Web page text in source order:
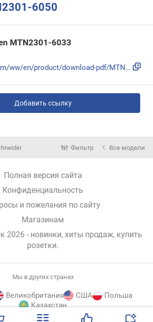
6050
MTN2301-6033
https://www.se.com/ww/en/product/download-pdf/MTN2301-6033
Добавить ссылку
Фильтр Все модели
Полная версия сайта
Конфиденциальность
и пожелания по сайту
Магазинам
2026 - новинки, хиты продаж, купить
розетки.
Мы в других странах
Великобритания США
Польша
Казахстан